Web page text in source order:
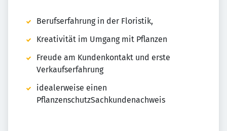
Berufserfahrung in der Floristik,
Kreativität im Umgang mit Pflanzen
Freude am Kundenkontakt und erste
Verkaufserfahrung
idealerweise einen
PflanzenschutzSachkundenachweis